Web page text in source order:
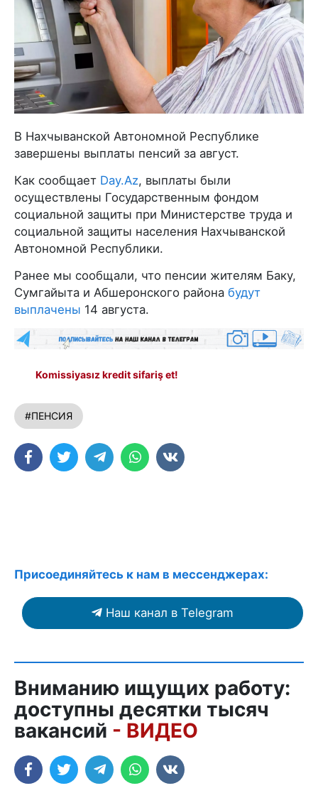
В Нахчыванской Автономной Республике
завершены выплаты пенсий за август.
Как сообщает Day.Az, выплаты были
осуществлены Государственным фондом
социальной защиты при Министерстве труда и
социальной защиты населения Нахчыванской
Автономной Республики.
Ранее мы сообщали, что пенсии жителям Баку,
Сумгайыта и Абшеронского района будут
выплачены 14 августа.
Komissiyasız kredit sifariş et!
#ПЕНСИЯ
Присоединяйтесь к нам в мессенджерах:
Наш канал в Telegram
Вниманию ищущих работу:
доступны десятки тысяч
вакансий - ВИДЕО